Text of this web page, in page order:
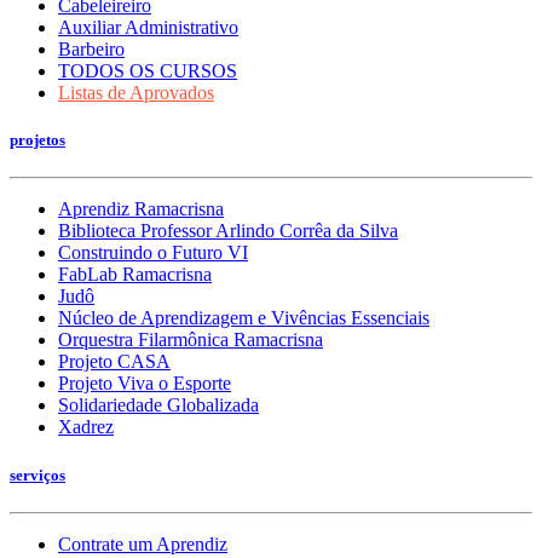
Cabeleireiro
Auxiliar Administrativo
Barbeiro
TODOS OS CURSOS
Listas de Aprovados
projetos
Aprendiz Ramacrisna
Biblioteca Professor Arlindo Corrêa da Silva
Construindo o Futuro VI
FabLab Ramacrisna
Judô
Núcleo de Aprendizagem e Vivências Essenciais
Orquestra Filarmônica Ramacrisna
Projeto CASA
Projeto Viva o Esporte
Solidariedade Globalizada
Xadrez
serviços
Contrate um Aprendiz